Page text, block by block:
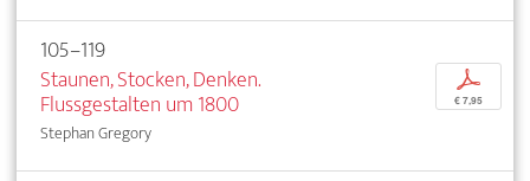
105–119
Staunen, Stocken, Denken.
Flussgestalten um 1800
Stephan Gregory
p
€ 7,95